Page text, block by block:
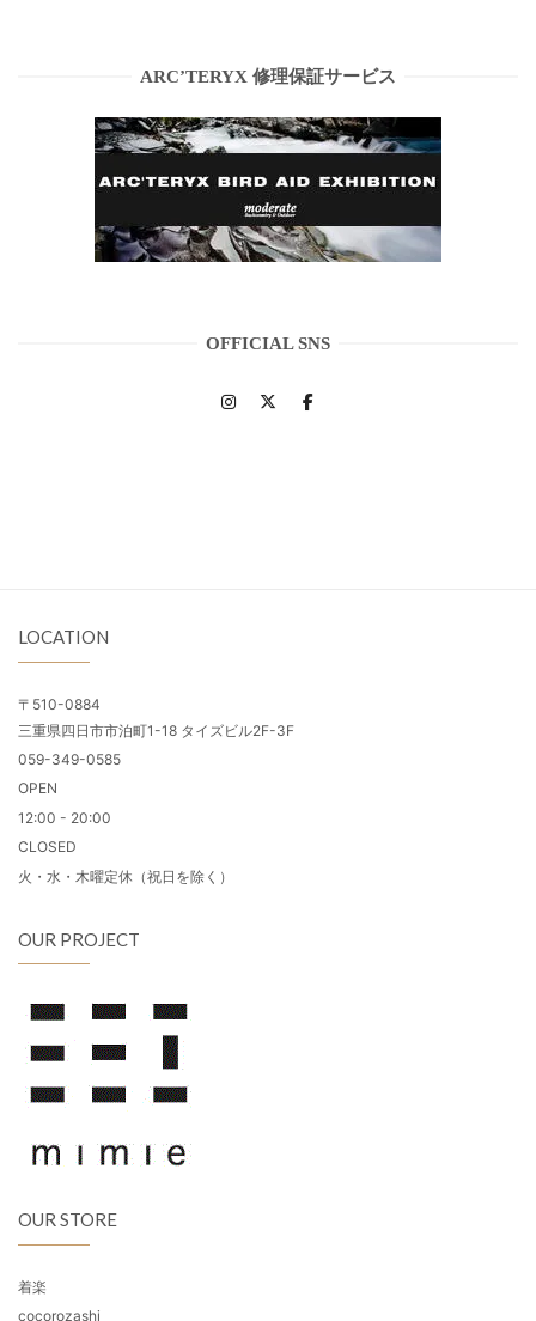
ARC’TERYX 修理保証サービス
OFFICIAL SNS
LOCATION
〒510-0884
三重県四日市市泊町1-18 タイズビル2F-3F
059-349-0585
OPEN
12:00 - 20:00
CLOSED
火・水・木曜定休（祝日を除く）
OUR PROJECT
OUR STORE
着楽
cocorozashi